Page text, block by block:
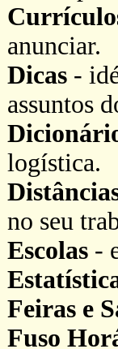
anunciar.
Dicas -
assuntos
logística.
no seu
Escolas -
Feiras e
Fuso